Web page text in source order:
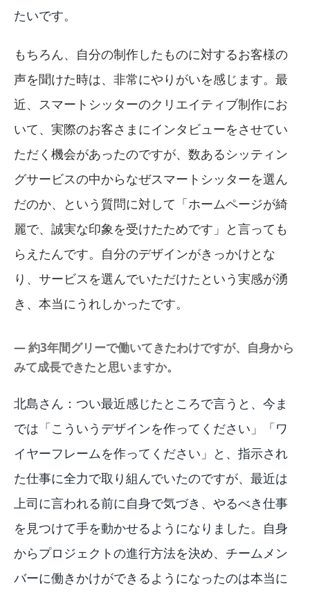
たいです。
もちろん、自分の制作したものに対するお客様の
声を聞けた時は、非常にやりがいを感じます。最
近、スマートシッターのクリエイティブ制作にお
いて、実際のお客さまにインタビューをさせてい
ただく機会があったのですが、数あるシッティン
グサービスの中からなぜスマートシッターを選ん
だのか、という質問に対して「ホームページが綺
麗で、誠実な印象を受けたためです」と言っても
らえたんです。自分のデザインがきっかけとな
り、サービスを選んでいただけたという実感が湧
き、本当にうれしかったです。
― 約3年間グリーで働いてきたわけですが、自身から
みて成長できたと思いますか。
北島さん：つい最近感じたところで言うと、今ま
では「こういうデザインを作ってください」「ワ
イヤーフレームを作ってください」と、指示され
た仕事に全力で取り組んでいたのですが、最近は
上司に言われる前に自身で気づき、やるべき仕事
を見つけて手を動かせるようになりました。自身
からプロジェクトの進行方法を決め、チームメン
バーに働きかけができるようになったのは本当に